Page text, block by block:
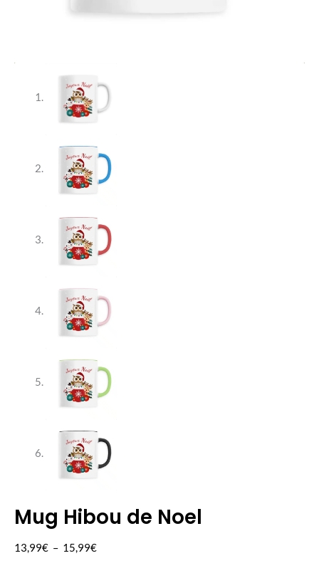
Mug Hibou de Noel
13,99€ – 15,99€
Plage
prix :
quantité
Mug